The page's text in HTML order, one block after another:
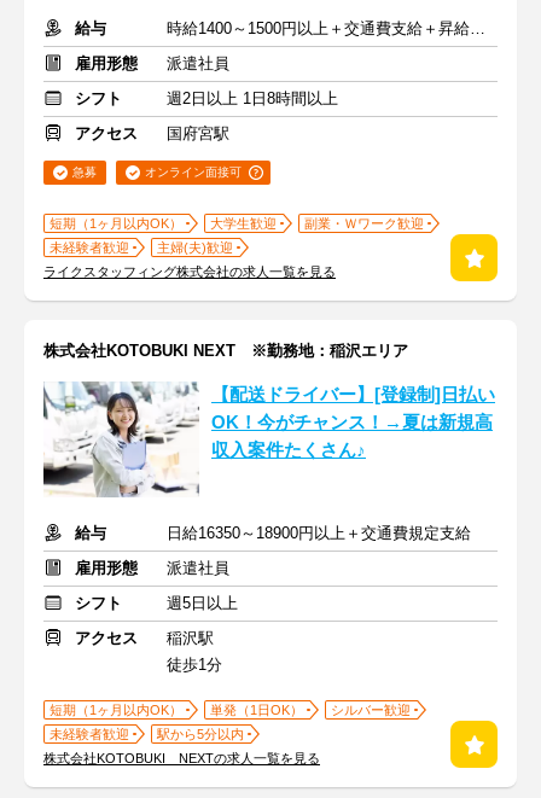
給与
時給1400～1500円以上＋交通費支給＋昇給あり
雇用形態
派遣社員
シフト
週2日以上 1日8時間以上
アクセス
国府宮駅
急募 オンライン面接可
短期（1ヶ月以内OK） 大学生歓迎
副業・Ｗワーク歓迎
未経験者歓迎
主婦(夫)歓迎
ライクスタッフィング株式会社の求人一覧を見る
株式会社KOTOBUKI NEXT ※勤務地：稲沢エリア
【配送ドライバー】[登録制]日払い
OK！今がチャンス！→夏は新規高
収入案件たくさん♪
給与
日給16350～18900円以上＋交通費規定支給
雇用形態
派遣社員
シフト
週5日以上
アクセス
稲沢駅
徒歩1分
短期（1ヶ月以内OK） 単発（1日OK）
シルバー歓迎
未経験者歓迎
駅から5分以内
株式会社KOTOBUKI NEXTの求人一覧を見る